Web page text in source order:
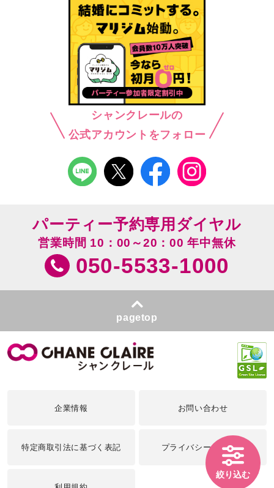
シャンクレールの
公式アカウントをフォロー
絞り込む
パーティー予約専用ダイヤル
営業時間 10：00～20：00 年中無休
050-5533-1000
pagetop
企業情報 お問い合わせ
特定商取引法に基づく表記 プライバシーポリシー